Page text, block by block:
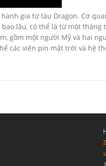
gia từ tàu Dragon. Cơ
lâu, có thể là từ một
gồm một người Mỹ và hai
các viên pin mặt trời và hệ